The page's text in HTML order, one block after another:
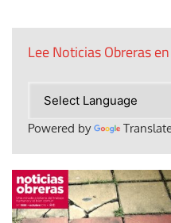
Lee Noticias Obreras
Powered by